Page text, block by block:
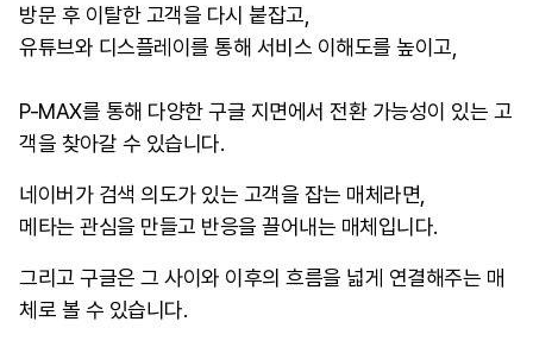
방문 후 이탈한 고객을 다시 붙잡고,
유튜브와 디스플레이를 통해 서비스 이해도를 높이고,
P-MAX를 통해 다양한 구글 지면에서 전환 가능성이 있는 고
객을 찾아갈 수 있습니다.
네이버가 검색 의도가 있는 고객을 잡는 매체라면,
메타는 관심을 만들고 반응을 끌어내는 매체입니다.
그리고 구글은 그 사이와 이후의 흐름을 넓게 연결해주는 매
체로 볼 수 있습니다.